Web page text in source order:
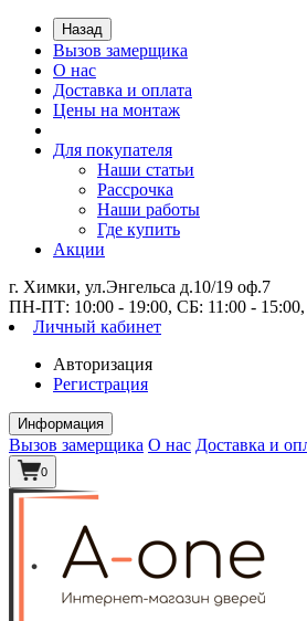
Назад
Вызов замерщика
О нас
Доставка и оплата
Цены на монтаж
Для покупателя
Наши статьи
Рассрочка
Наши работы
Где купить
Акции
г. Химки, ул.Энгельса д.10/19 оф.7
ПН-ПТ: 10:00 - 19:00, СБ: 11:00 -
Личный кабинет
Авторизация
Регистрация
Информация
Вызов замерщика О нас Доставка и
0